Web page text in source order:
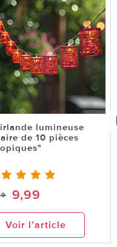
lumineuse
de 10 pièces
9,99
Voir l’article